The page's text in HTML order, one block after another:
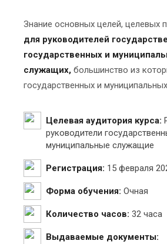
Знание основных целей, целевых
для руководителей
государственных и
служащих, большинство из
государственных и
Целевая аудитория курса:
руководители
муниципальные служащие
Регистрация: 15 февраля
Форма обучения: Очная
Количество часов: 32 часа
Выдаваемые документы: